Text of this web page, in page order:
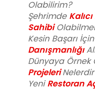
Olabilirim?
Şehrimde
Sahibi
Kesin Başarı İçin
Danışmanlığı
Dünyaya Örnek
Projeleri
Yeni Restoran